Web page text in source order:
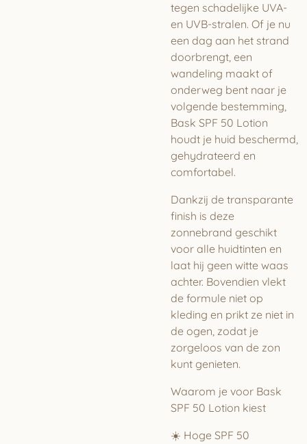
tegen schadelijke UVA-
en UVB-stralen. Of je nu
een dag aan het strand
doorbrengt, een
wandeling maakt of
onderweg bent naar je
volgende bestemming,
Bask SPF 50 Lotion
houdt je huid beschermd,
gehydrateerd en
comfortabel.
Dankzij de transparante
finish is deze
zonnebrand geschikt
voor alle huidtinten en
laat hij geen witte waas
achter. Bovendien vlekt
de formule niet op
kleding en prikt ze niet in
de ogen, zodat je
zorgeloos van de zon
kunt genieten.
Waarom je voor Bask
SPF 50 Lotion kiest
☀️ Hoge SPF 50